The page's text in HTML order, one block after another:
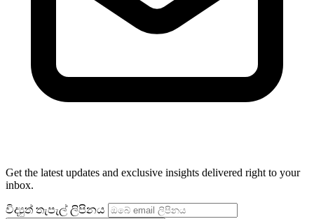
Get the latest updates and exclusive insights delivered right to your
inbox.
විද්‍යුත් තැපැල් ලිපිනය